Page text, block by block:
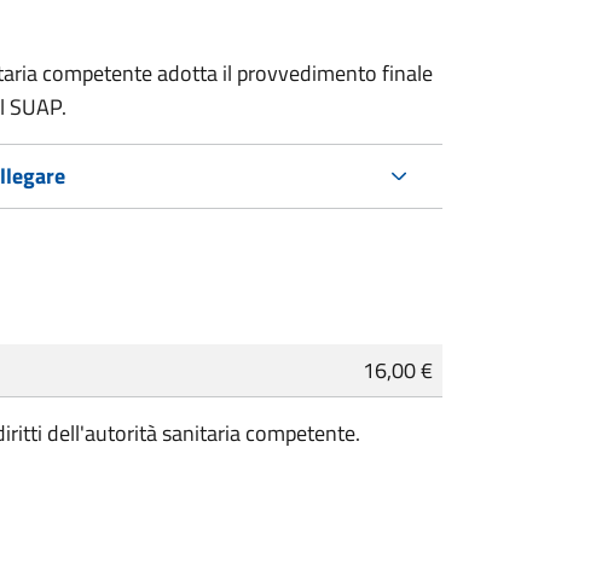
competente adotta il provvedimento finale
16,00 €
dell'autorità sanitaria competente.